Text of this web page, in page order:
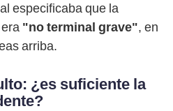
especificaba que la
"no terminal grave", en
arriba.
¿es suficiente la